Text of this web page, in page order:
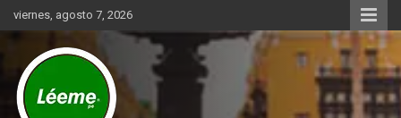
Skip
to
viernes, agosto 7, 2026